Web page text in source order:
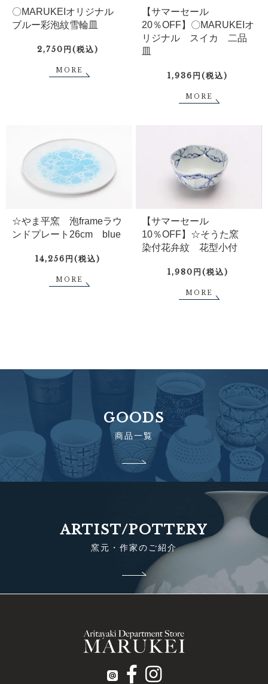
〇MARUKEIオリジナル
ブルー彩泡紋雪輪皿
2,750円(税込)
MORE
【サマーセール
20％OFF】〇MARUKEIオ
リジナル スイカ 二品
皿
1,936円(税込)
MORE
☆やま平窯 泡frameラウ
ンドプレート26cm blue
14,256円(税込)
MORE
【サマーセール
10％OFF】☆そうた窯
染付花弁紋 花型小付
1,980円(税込)
MORE
GOODS
商品一覧
ARTIST/POTTERY
窯元・作家のご紹介